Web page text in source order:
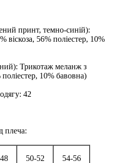
принт, темно-синій):
56% поліестер, 10%
Трикотаж меланж з
10% бавовна)
42
плеча:
50-52 54-56